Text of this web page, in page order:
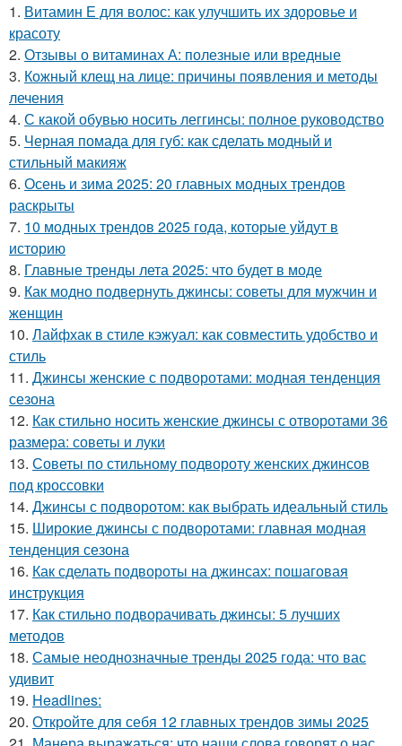
1. Витамин Е для волос: как улучшить их здоровье и
красоту
2. Отзывы о витаминах А: полезные или вредные
3. Кожный клещ на лице: причины появления и методы
лечения
4. С какой обувью носить леггинсы: полное руководство
5. Черная помада для губ: как сделать модный и
стильный макияж
6. Осень и зима 2025: 20 главных модных трендов
раскрыты
7. 10 модных трендов 2025 года, которые уйдут в
историю
8. Главные тренды лета 2025: что будет в моде
9. Как модно подвернуть джинсы: советы для мужчин и
женщин
10. Лайфхак в стиле кэжуал: как совместить удобство и
стиль
11. Джинсы женские с подворотами: модная тенденция
сезона
12. Как стильно носить женские джинсы с отворотами 36
размера: советы и луки
13. Советы по стильному подвороту женских джинсов
под кроссовки
14. Джинсы с подворотом: как выбрать идеальный стиль
15. Широкие джинсы с подворотами: главная модная
тенденция сезона
16. Как сделать подвороты на джинсах: пошаговая
инструкция
17. Как стильно подворачивать джинсы: 5 лучших
методов
18. Самые неоднозначные тренды 2025 года: что вас
удивит
19. Headlines:
20. Откройте для себя 12 главных трендов зимы 2025